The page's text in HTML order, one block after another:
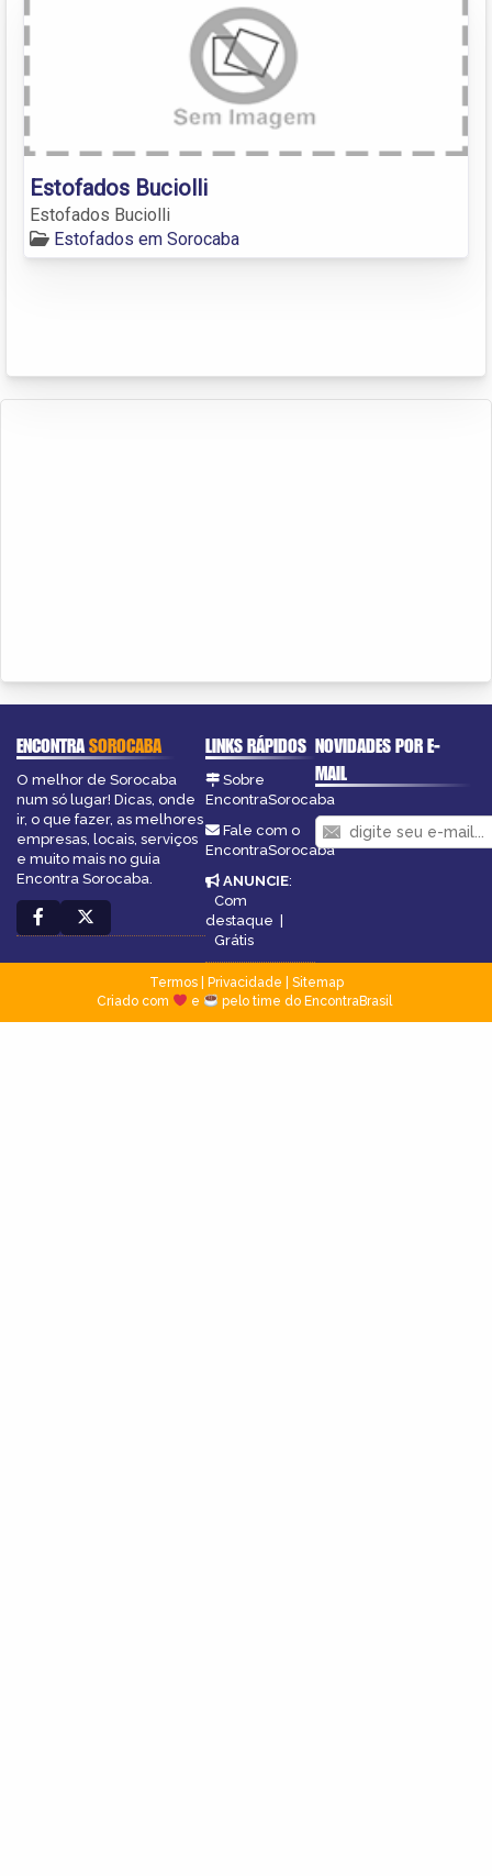
Estofados Buciolli
Estofados Buciolli
Estofados em Sorocaba
ENCONTRASOROCABA
O melhor de Sorocaba
num só lugar! Dicas, onde
ir, o que fazer, as melhores
empresas, locais, serviços
e muito mais no guia
Encontra Sorocaba.
LINKS RÁPIDOS
Sobre
EncontraSorocaba
Fale com o
EncontraSorocaba
ANUNCIE:
Com
destaque |
Grátis
NOVIDADES POR E-
MAIL
Termos| Privacidade
Sitemap
Criado com
e pelo time do EncontraBrasil